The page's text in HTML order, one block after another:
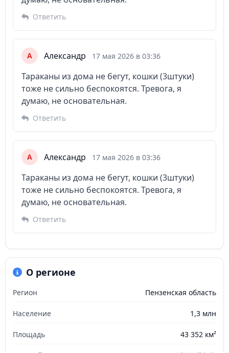
Ответить
А Александр 17 мая 2026 в 03:36
Тараканы из дома не бегут, кошки (3штуки)
тоже не сильно беспокоятся. Тревога, я
думаю, не основательная.
Ответить
А Александр 17 мая 2026 в 03:36
Тараканы из дома не бегут, кошки (3штуки)
тоже не сильно беспокоятся. Тревога, я
думаю, не основательная.
Ответить
О регионе
Регион Пензенская область
Население 1,3 млн
Площадь 43 352 км²